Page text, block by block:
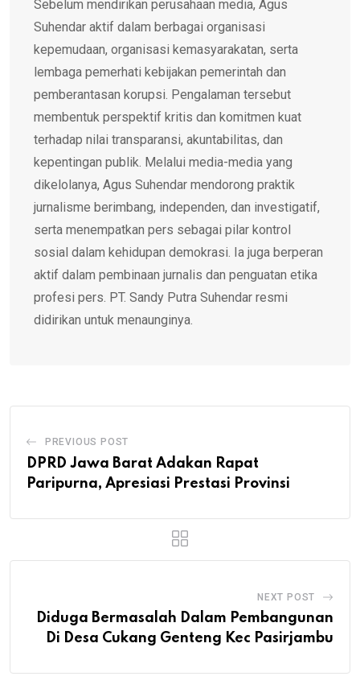
Sebelum mendirikan perusahaan media, Agus
Suhendar aktif dalam berbagai organisasi
kepemudaan, organisasi kemasyarakatan, serta
lembaga pemerhati kebijakan pemerintah dan
pemberantasan korupsi. Pengalaman tersebut
membentuk perspektif kritis dan komitmen kuat
terhadap nilai transparansi, akuntabilitas, dan
kepentingan publik. Melalui media-media yang
dikelolanya, Agus Suhendar mendorong praktik
jurnalisme berimbang, independen, dan investigatif,
serta menempatkan pers sebagai pilar kontrol
sosial dalam kehidupan demokrasi. Ia juga berperan
aktif dalam pembinaan jurnalis dan penguatan etika
profesi pers. PT. Sandy Putra Suhendar resmi
didirikan untuk menaunginya.
PREVIOUS POST
DPRD Jawa Barat Adakan Rapat
Paripurna, Apresiasi Prestasi Provinsi
NEXT POST
Diduga Bermasalah Dalam Pembangunan
Di Desa Cukang Genteng Kec Pasirjambu